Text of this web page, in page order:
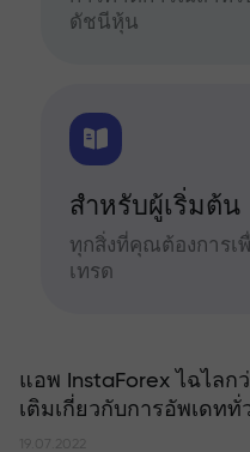
ดัชนีหุ้น
สำหรับผู้เริ่มต้น
ทุกสิ่งที่คุณต้องการเ
เทรด
แอพ InstaForex ไฉไลก
เติมเกี่ยวกับการอัพเดททั่
19.07.2022